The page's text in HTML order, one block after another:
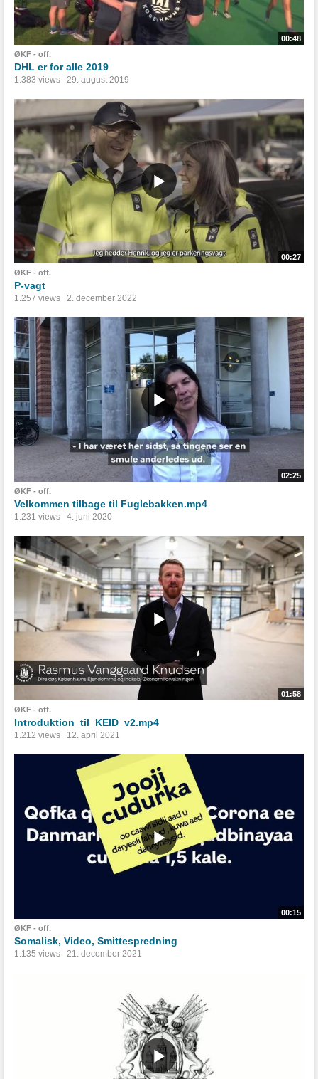
00:48
ØKF - off.
DHL er for alle 2019
1.383 views 29. august 2019
00:27
ØKF - off.
P-vagt
1.257 views 2. december 2022
02:25
ØKF - off.
Velkommen tilbage til Fuglebakken.mp4
1.231 views 4. juni 2020
01:58
ØKF - off.
Introduktion_til_KEID_v2.mp4
1.212 views 12. april 2021
00:15
ØKF - off.
Somalisk, Video, Smittespredning
1.135 views 21. december 2021